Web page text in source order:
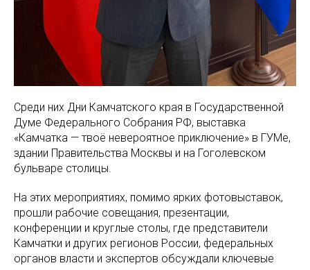
Среди них Дни Камчатского края в Государственной
Думе Федерального Собрания РФ, выставка
«Камчатка — твоё невероятное приключение» в ГУМе,
здании Правительства Москвы и на Гоголевском
бульваре столицы.
На этих мероприятиях, помимо ярких фотовыставок,
прошли рабочие совещания, презентации,
конференции и круглые столы, где представители
Камчатки и других регионов России, федеральных
органов власти и экспертов обсуждали ключевые